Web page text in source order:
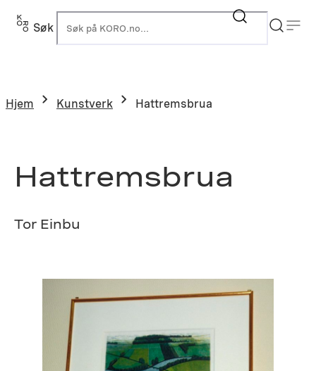
Hopp
Søk
Hjem Kunstverk Hattremsbrua
Hattremsbrua
Tor Einbu